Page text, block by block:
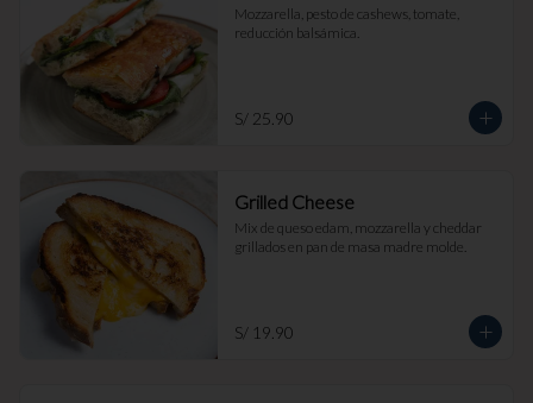
Mozzarella, pesto de cashews, tomate,
reducción balsámica.
S/ 25.90
Grilled Cheese
Mix de queso edam, mozzarella y cheddar
grillados en pan de masa madre molde.
S/ 19.90